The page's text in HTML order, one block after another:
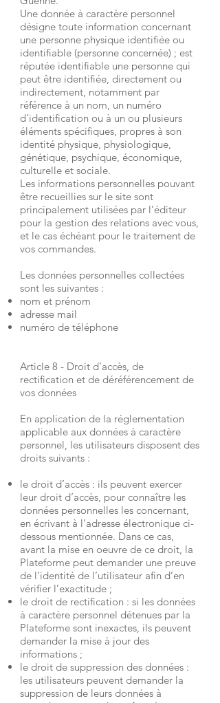
Une donnée à caractère personnel
désigne toute information concernant
une personne physique identifiée ou
identifiable (personne concernée) ; est
réputée identifiable une personne qui
peut être identifiée, directement ou
indirectement, notamment par
référence à un nom, un numéro
d’identification ou à un ou plusieurs
éléments spécifiques, propres à son
identité physique, physiologique,
génétique, psychique, économique,
culturelle et sociale.
Les informations personnelles pouvant
être recueillies sur le site sont
principalement utilisées par l’éditeur
pour la gestion des relations avec vous,
et le cas échéant pour le traitement de
vos commandes.
Les données personnelles collectées
sont les suivantes :
nom et prénom
adresse mail
numéro de téléphone
Article 8 - Droit d’accès, de
rectification et de déréférencement de
vos données
En application de la réglementation
applicable aux données à caractère
personnel, les utilisateurs disposent des
droits suivants :
le droit d’accès : ils peuvent exercer
leur droit d’accès, pour connaître les
données personnelles les concernant,
en écrivant à l’adresse électronique ci-
dessous mentionnée. Dans ce cas,
avant la mise en oeuvre de ce droit, la
Plateforme peut demander une preuve
de l’identité de l’utilisateur afin d’en
vérifier l’exactitude ;
le droit de rectification : si les données
à caractère personnel détenues par la
Plateforme sont inexactes, ils peuvent
demander la mise à jour des
informations ;
le droit de suppression des données :
les utilisateurs peuvent demander la
suppression de leurs données à